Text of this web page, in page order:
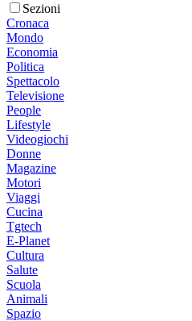
Sezioni
Cronaca
Mondo
Economia
Politica
Spettacolo
Televisione
People
Lifestyle
Videogiochi
Donne
Magazine
Motori
Viaggi
Cucina
Tgtech
E-Planet
Cultura
Salute
Scuola
Animali
Spazio